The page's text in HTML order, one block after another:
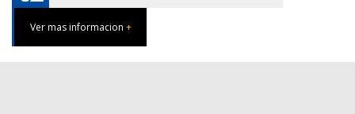
Ver mas informacion +